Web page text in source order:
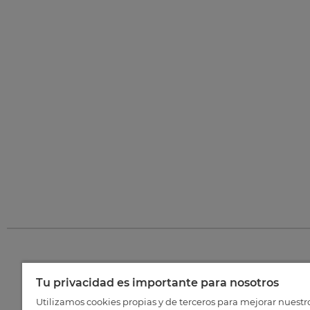
Tu privacidad es importante para nosotros
Utilizamos cookies propias y de terceros para mejorar